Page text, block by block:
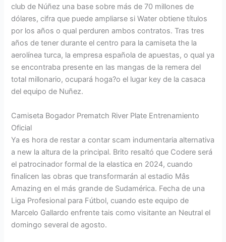
club de Núñez una base sobre más de 70 millones de
dólares, cifra que puede ampliarse si Water obtiene títulos
por los años o qual perduren ambos contratos. Tras tres
años de tener durante el centro para la camiseta the la
aerolínea turca, la empresa española de apuestas, o qual ya
se encontraba presente en las mangas de la remera del
total millonario, ocupará hoga?o el lugar key de la casaca
del equipo de Nuñez.
Camiseta Bogador Prematch River Plate Entrenamiento
Oficial
Ya es hora de restar a contar scam indumentaria alternativa
a new la altura de la principal. Brito resaltó que Codere será
el patrocinador formal de la elastica en 2024, cuando
finalicen las obras que transformarán al estadio Mâs
Amazing en el más grande de Sudamérica. Fecha de una
Liga Profesional para Fútbol, cuando este equipo de
Marcelo Gallardo enfrente tais como visitante an Neutral el
domingo several de agosto.